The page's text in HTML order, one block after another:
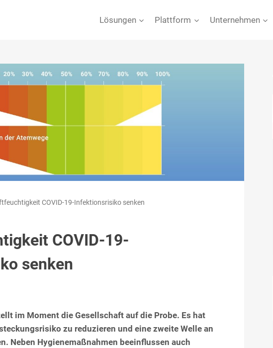
Lösungen Plattform Unternehmen
COVID-19-Infektionsrisiko senken
COVID-19-
senken
im Moment die Gesellschaft auf die Probe. Es hat
zu reduzieren und eine zweite Welle an
Neben Hygienemaßnahmen beeinflussen auch